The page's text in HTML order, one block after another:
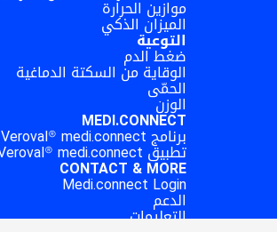
موازين الحرارة
الميزان الذكي
التوعية
ضغط الدم
الوقاية من السكتة الدماغية
الحمّى
الوزن
MEDI.CONNECT
برنامج Veroval® medi.connect
تطبيق Veroval® medi.connect
CONTACT & MORE
Medi.connect Login
الدعم
التعليمات